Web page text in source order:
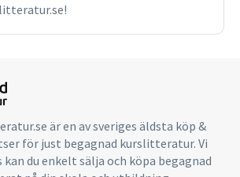
är en av sveriges äldsta köp &
för just begagnad kurslitteratur. Vi
kan du enkelt sälja och köpa begagnad